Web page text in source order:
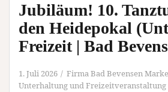
Orgel
(Unterhaltung
/
Freizeit
Bad
Jubiläum! 10.
den Heidepokal
Freizeit | Bad
1. Juli 2026
Firma Bad Bevensen
Unterhaltung und Freizeitveranstaltung